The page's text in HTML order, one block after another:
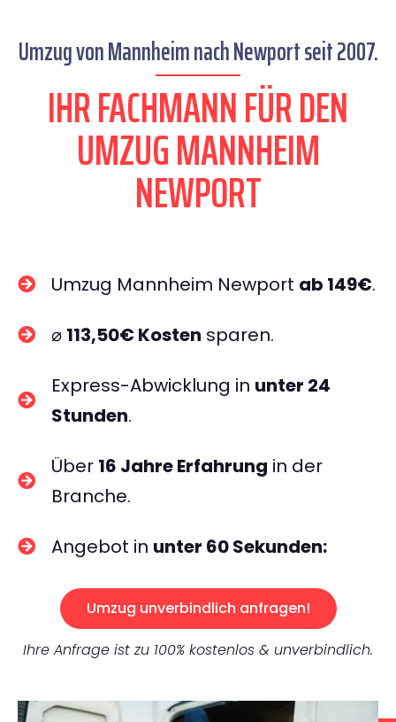
Umzug von Mannheim nach Newport seit 2007.
IHR FACHMANN FÜR DEN
UMZUG MANNHEIM
NEWPORT
Umzug Mannheim Newport ab 149€.
⌀ 113,50€ Kosten sparen.
Express-Abwicklung in unter 24
Stunden.
Über 16 Jahre Erfahrung in der
Branche.
Angebot in unter 60 Sekunden:
Umzug unverbindlich anfragen!
Ihre Anfrage ist zu 100% kostenlos & unverbindlich.